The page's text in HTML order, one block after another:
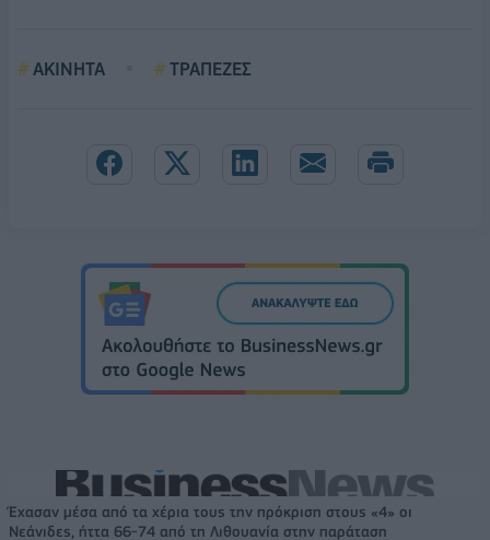
ΑΚΙΝΗΤΑ ΤΡΑΠΕΖΕΣ
Έχασαν μέσα από τα χέρια τους την πρόκριση στους «4» οι
Νεάνιδες, ήττα 66-74 από τη Λιθουανία στην παράταση